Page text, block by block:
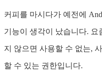
커피를 마시다가 예전에
기능이 생각이 났습니다. 요
지 않으면 사용할 수 없는,
할 수 있는 권한입니다.